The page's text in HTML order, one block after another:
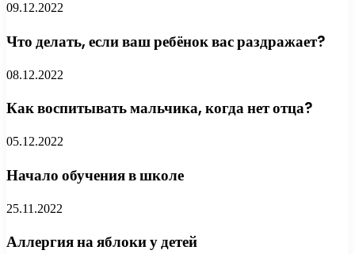
09.12.2022
Что делать, если ваш ребёнок вас раздражает?
08.12.2022
Как воспитывать мальчика, когда нет отца?
05.12.2022
Начало обучения в школе
25.11.2022
Аллергия на яблоки у детей